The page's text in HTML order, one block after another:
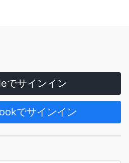
でサインイン
でサインイン